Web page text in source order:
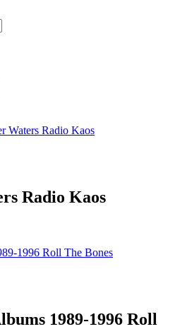
Radio Kaos
1989-1996 Roll